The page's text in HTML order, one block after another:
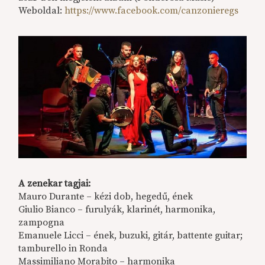
Weboldal:https://www.facebook.com/canzonieregs
A zenekar tagjai:
Mauro Durante – kézi dob, hegedű, ének
Giulio Bianco – furulyák, klarinét, harmonika,
zampogna
Emanuele Licci – ének, buzuki, gitár, battente guitar;
tamburello in Ronda
Massimiliano Morabito – harmonika